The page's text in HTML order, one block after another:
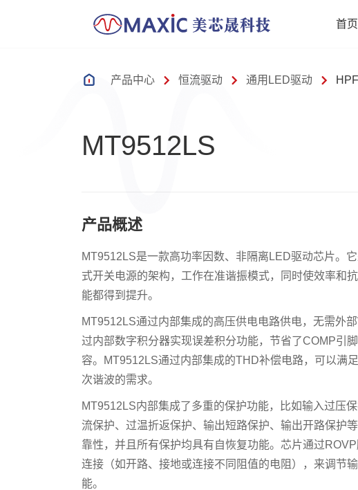
首页
产品中心 恒流驱动 通用LED驱动
MT9512LS
产品概述
MT9512LS是一款高功率因数、非隔离LED驱动芯片。
式开关电源的架构，工作在准谐振模式，同时使效率和
能都得到提升。
MT9512LS通过内部集成的高压供电电路供电，无需外
过内部数字积分器实现误差积分功能，节省了COMP引
容。MT9512LS通过内部集成的THD补偿电路，可以满
次谐波的需求。
MT9512LS内部集成了多重的保护功能，比如输入过压
流保护、过温折返保护、输出短路保护、输出开路保护
靠性，并且所有保护均具有自恢复功能。芯片通过
连接（如开路、接地或连接不同阻值的电阻），来调节
能。